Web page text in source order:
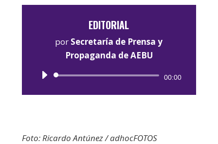
EDITORIAL
por Secretaría de Prensa y
Propaganda de AEBU
Reproductor
00:00
Foto: Ricardo Antúnez / adhocFOTOS